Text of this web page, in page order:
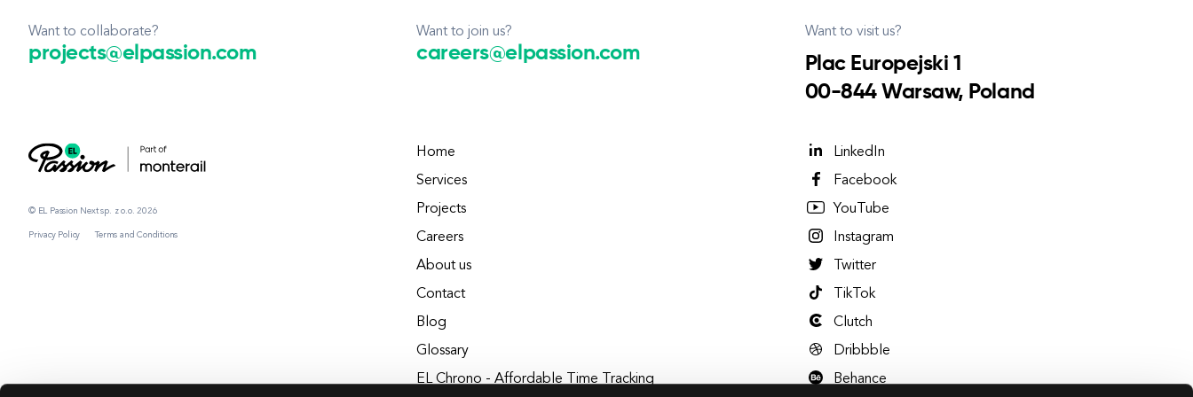
Want to collaborate?
projects@elpassion.com
Want to join us?
careers@elpassion.com
Want to visit us?
Plac Europejski 1
00-844 Warsaw, Poland
© EL Passion Next sp. z o.o. 2026
Privacy Policy Terms and Conditions
Home
Services
Projects
Careers
About us
Contact
Blog
Glossary
EL Chrono - Affordable Time Tracking
LinkedIn
Facebook
YouTube
Instagram
Twitter
TikTok
Clutch
Dribbble
Behance